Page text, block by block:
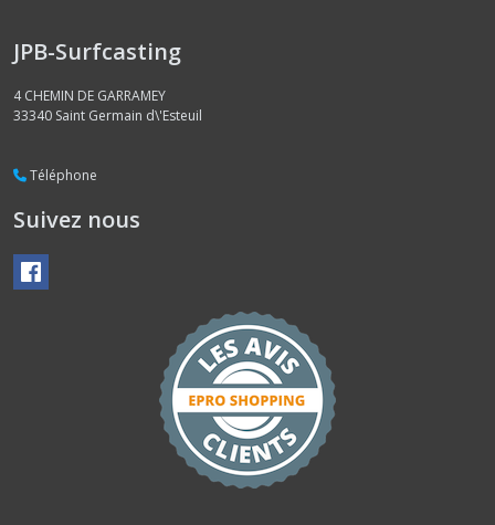
JPB-Surfcasting
4 CHEMIN DE GARRAMEY
33340 Saint Germain d\'Esteuil
Téléphone
Suivez nous